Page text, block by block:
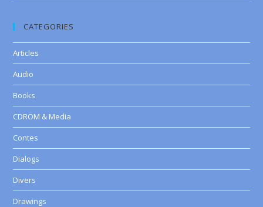
CATEGORIES
Articles
Audio
Books
CDROM & Media
Contes
Dialogs
Divers
Drawings